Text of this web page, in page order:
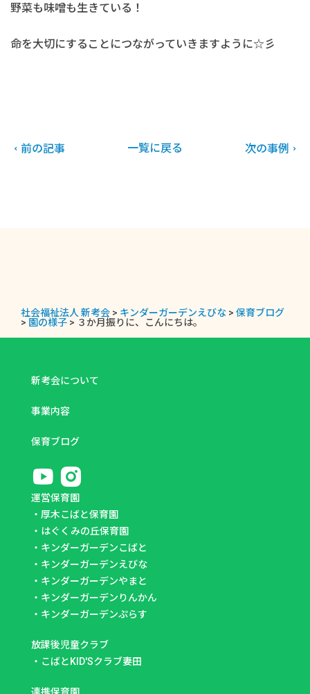
野菜も味噌も生きている！
命を大切にすることにつながっていきますように☆彡
前の記事 一覧に戻る 次の事例
社会福祉法人 新考会 > キンダーガーデンえびな > 保育ブログ
> 園の様子 > ３か月振りに、こんにちは。
新考会について
事業内容
保育ブログ
運営保育園
・ 厚木こばと保育園
・ はぐくみの丘保育園
・ キンダーガーデンこばと
・ キンダーガーデンえびな
・ キンダーガーデンやまと
・ キンダーガーデンりんかん
・ キンダーガーデンぷらす
放課後児童クラブ
・ こばとKID'Sクラブ妻田